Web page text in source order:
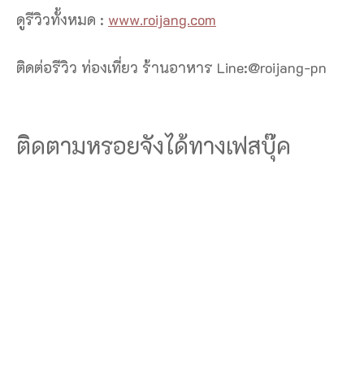
ดูรีวิวทั้งหมด : www.roijang.com
ติดต่อรีวิว ท่องเที่ยว ร้านอาหาร Line:@roijang-pn
ติดตามหรอยจังได้ทางเฟสบุ๊ค